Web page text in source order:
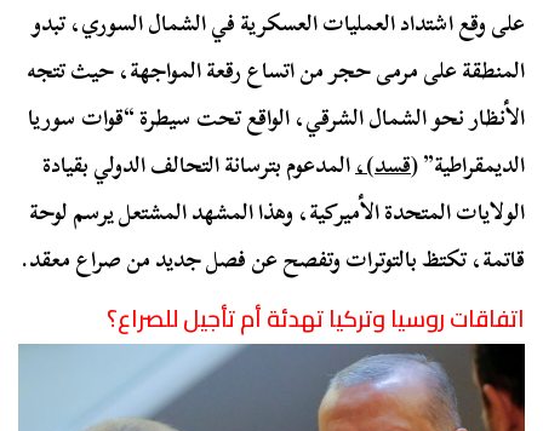
على وقع اشتداد العمليات العسكرية في الشمال السوري، تبدو
المنطقة على مرمى حجر من اتساع رقعة المواجهة، حيث تتجه
الأنظار نحو الشمال الشرقي، الواقع تحت سيطرة “قوات سوريا
الديمقراطية”(قسد)،المدعوم بترسانة التحالف الدولي بقيادة
الولايات المتحدة الأميركية، وهذا المشهد المشتعل يرسم لوحة
قاتمة، تكتظ بالتوترات وتفصح عن فصل جديد من صراع معقد.
اتفاقات روسيا وتركيا تهدئة أم تأجيل للصراع؟